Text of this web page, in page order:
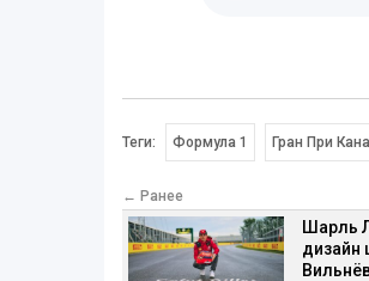
Теги: Формула 1 Гран При
← Ранее
Шарль
дизайн